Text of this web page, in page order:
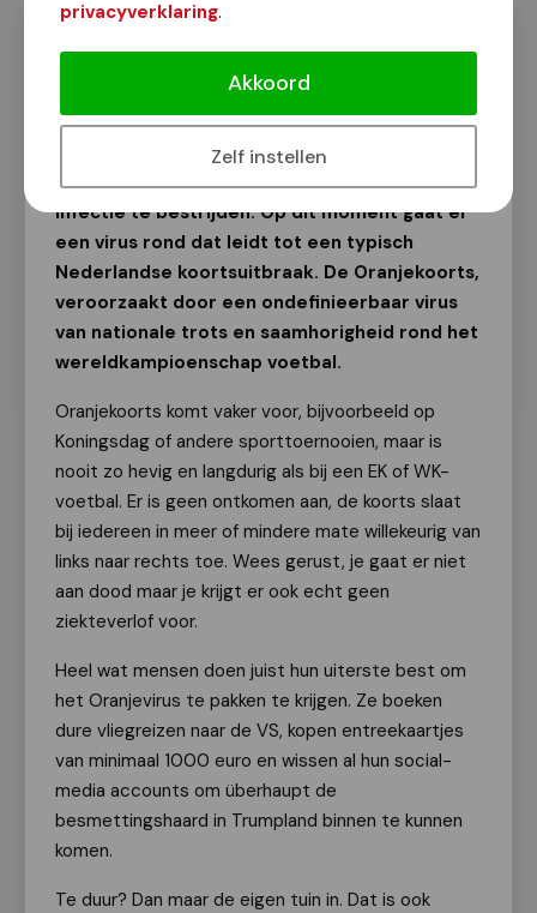
privacyverklaring.
Akkoord
Zelf instellen
[Column] LS 'Zomerkoorts'
24 juni 2026
Koorts ontstaat als het lichaam probeert een
infectie te bestrijden. Op dit moment gaat er
een virus rond dat leidt tot een typisch
Nederlandse koortsuitbraak. De Oranjekoorts,
veroorzaakt door een ondefinieerbaar virus
van nationale trots en saamhorigheid rond het
wereldkampioenschap voetbal.
Oranjekoorts komt vaker voor, bijvoorbeeld op
Koningsdag of andere sporttoernooien, maar is
nooit zo hevig en langdurig als bij een EK of WK-
voetbal. Er is geen ontkomen aan, de koorts slaat
bij iedereen in meer of mindere mate willekeurig van
links naar rechts toe. Wees gerust, je gaat er niet
aan dood maar je krijgt er ook echt geen
ziekteverlof voor.
Heel wat mensen doen juist hun uiterste best om
het Oranjevirus te pakken te krijgen. Ze boeken
dure vliegreizen naar de VS, kopen entreekaartjes
van minimaal 1000 euro en wissen al hun social-
media accounts om überhaupt de
besmettingshaard in Trumpland binnen te kunnen
komen.
Te duur? Dan maar de eigen tuin in. Dat is ook